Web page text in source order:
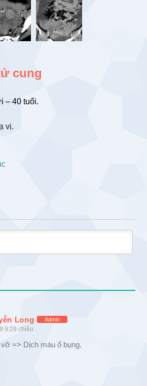
cung
– 40 tuổi.
vị.
Long Admin
9:29 chiều
=> Dịch máu ổ bụng.